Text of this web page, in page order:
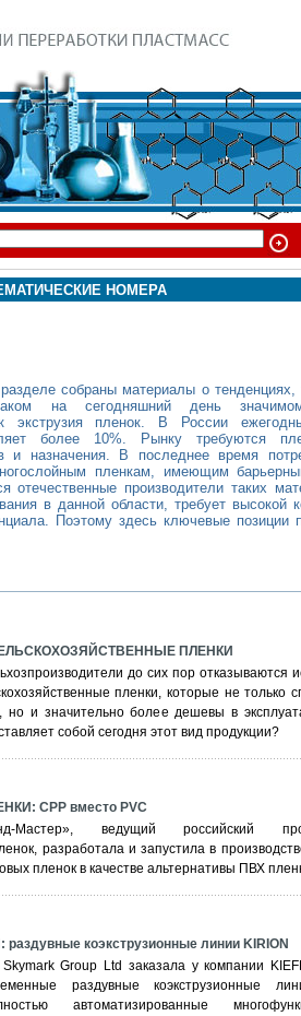
НОМЕРА
собраны материалы о тенденциях,
на сегодняшний день
экструзия пленок. В России
более 10%. Рынку требуются
и назначения. В последнее время
пленкам, имеющим
отечественные производители таких
в данной области, требует высокой
Поэтому здесь ключевые позиции
ПЛЕНКИ
до сих пор отказываются
пленки, которые не только
но и значительно более дешевы в
собой сегодня этот вид продукции?
CPP вместо PVC
Мастер», ведущий российский
разработала и запустила в
пленок в качестве альтернативы ПВХ
раздувные коэкструзионные линии KIRION
Skymark Group Ltd заказала у компании
раздувные коэкструзионные
автоматизированные